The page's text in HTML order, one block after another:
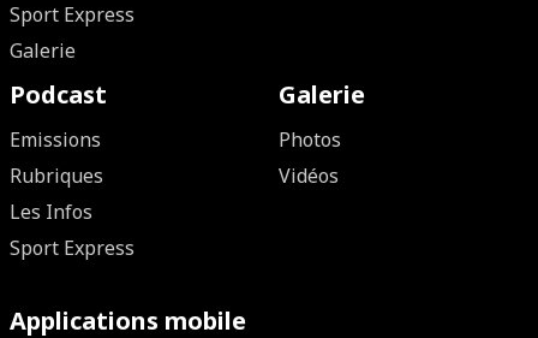
Sport Express
Galerie
Podcast
Emissions
Rubriques
Les Infos
Sport Express
Galerie
Photos
Vidéos
Applications mobile